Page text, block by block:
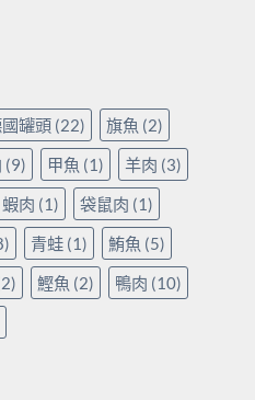
罐頭 (22) 旗魚 (2)
(9) 甲魚 (1) 羊肉 (3)
蝦肉 (1) 袋鼠肉 (1)
青蛙 (1) 鮪魚 (5)
鰹魚 (2) 鴨肉 (10)